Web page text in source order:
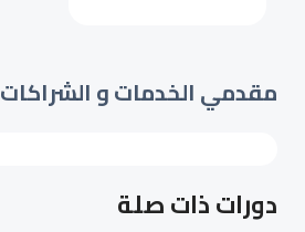
مقدمي الخدمات و الشراكات
دورات ذات صلة